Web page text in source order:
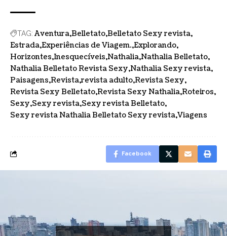
TAG: Aventura Belletato Belletato Sexy revista
Estrada Experiências de Viagem. Explorando
Horizontes Inesquecíveis Nathalia Nathalia Belletato
Nathalia Belletato Revista Sexy Nathalia Sexy revista
Paisagens Revista revista adulto Revista Sexy
Revista Sexy Belletato Revista Sexy Nathalia Roteiros
Sexy Sexy revista Sexy revista Belletato
Sexy revista Nathalia Belletato Sexy revista Viagens
Facebook